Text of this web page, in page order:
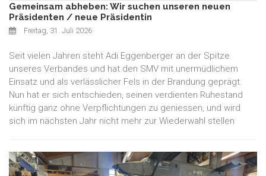
Gemeinsam abheben: Wir suchen unseren neuen
Präsidenten / neue Präsidentin
Freitag, 31. Juli 2026
Seit vielen Jahren steht Adi Eggenberger an der Spitze
unseres Verbandes und hat den SMV mit unermüdlichem
Einsatz und als verlässlicher Fels in der Brandung geprägt.
Nun hat er sich entschieden, seinen verdienten Ruhestand
künftig ganz ohne Verpflichtungen zu geniessen, und wird
sich im nächsten Jahr nicht mehr zur Wiederwahl stellen